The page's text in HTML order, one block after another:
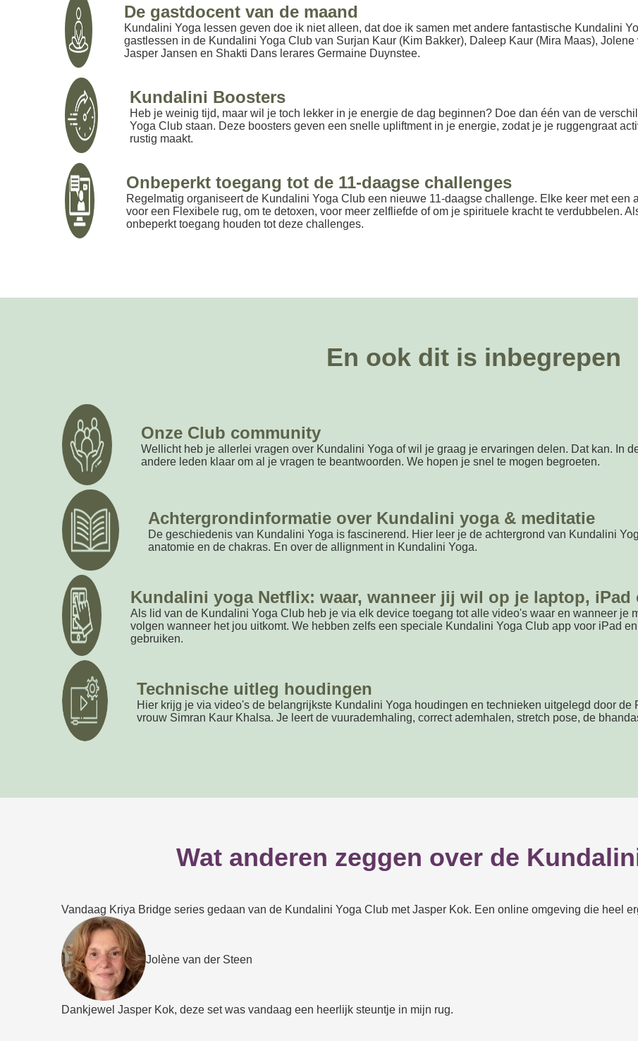
De gastdocent van de maand
Kundalini Yoga lessen geven doe ik niet alleen, dat doe ik samen met andere fantastische Kundalini
gastlessen in de Kundalini Yoga Club van Surjan Kaur (Kim Bakker), Daleep Kaur (Mira Maas),
Jasper Jansen en Shakti Dans lerares Germaine Duynstee.
Kundalini Boosters
Heb je weinig tijd, maar wil je toch lekker in je energie de dag beginnen? Doe dan één van de
Yoga Club staan. Deze boosters geven een snelle upliftment in je energie, zodat je je ruggengraat
rustig maakt.
Onbeperkt toegang tot de 11-daagse challenges
Regelmatig organiseert de Kundalini Yoga Club een nieuwe 11-daagse challenge. Elke keer met
voor een Flexibele rug, om te detoxen, voor meer zelfliefde of om je spirituele kracht te verdubbelen.
onbeperkt toegang houden tot deze challenges.
En ook dit is inbegrepen
Onze Club community
Wellicht heb je allerlei vragen over Kundalini Yoga of wil je graag je ervaringen delen. Dat kan. In
andere leden klaar om al je vragen te beantwoorden. We hopen je snel te mogen begroeten.
Achtergrondinformatie over Kundalini yoga & meditatie
De geschiedenis van Kundalini Yoga is fascinerend. Hier leer je de achtergrond van Kundalini
anatomie en de chakras. En over de allignment in Kundalini Yoga.
Kundalini yoga Netflix: waar, wanneer jij wil op je laptop, iPad
Als lid van de Kundalini Yoga Club heb je via elk device toegang tot alle video's waar en wanneer je
volgen wanneer het jou uitkomt. We hebben zelfs een speciale Kundalini Yoga Club app voor iPad
gebruiken.
Technische uitleg houdingen
Hier krijg je via video's de belangrijkste Kundalini Yoga houdingen en technieken uitgelegd door de
vrouw Simran Kaur Khalsa. Je leert de vuurademhaling, correct ademhalen, stretch pose, de
Wat anderen zeggen over de
Vandaag Kriya Bridge series gedaan van de Kundalini Yoga Club met Jasper Kok. Een online omgeving die heel
Jolène van der Steen
Dankjewel Jasper Kok, deze set was vandaag een heerlijk steuntje in mijn rug.